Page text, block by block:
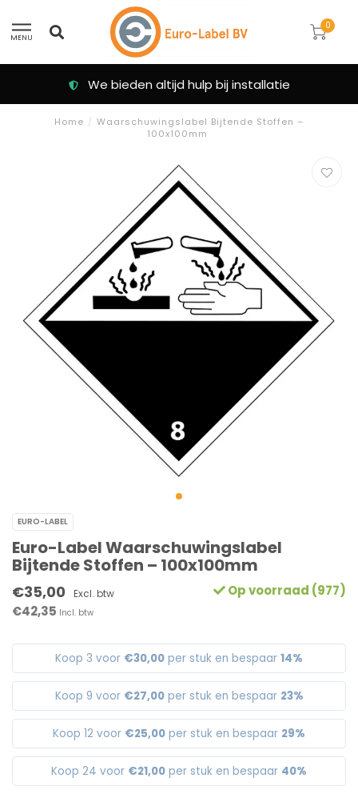
MENU
0
Klanten beoordelen ons met een 9.3
Home / Waarschuwingslabel Bijtende Stoffen –
100x100mm
EURO-LABEL
Euro-Label Waarschuwingslabel
Bijtende Stoffen – 100x100mm
€35,00 Excl. btw
€42,35 Incl. btw
Op voorraad (977)
Koop 3 voor €30,00 per stuk en bespaar 14%
Koop 9 voor €27,00per stuk en bespaar 23%
Koop 12 voor €25,00 per stuk en bespaar 29%
Koop 24 voor €21,00 per stuk en bespaar 40%